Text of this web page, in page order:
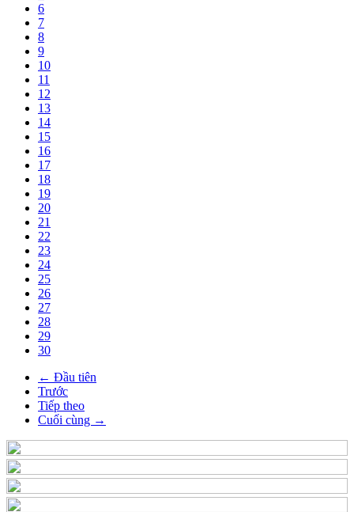
6
7
8
9
10
11
12
13
14
15
16
17
18
19
20
21
22
23
24
25
26
27
28
29
30
← Đầu tiên
Trước
Tiếp theo
Cuối cùng →